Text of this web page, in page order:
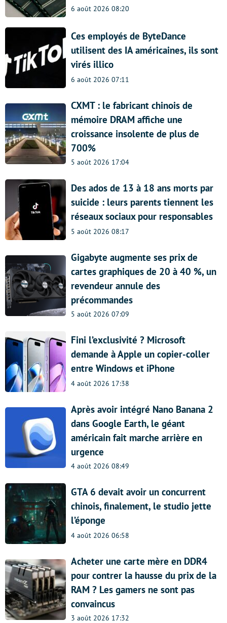
6 août 2026 08:20
Ces employés de ByteDance
utilisent des IA américaines, ils sont
virés illico
6 août 2026 07:11
CXMT : le fabricant chinois de
mémoire DRAM affiche une
croissance insolente de plus de
700%
5 août 2026 17:04
Des ados de 13 à 18 ans morts par
suicide : leurs parents tiennent les
réseaux sociaux pour responsables
5 août 2026 08:17
Gigabyte augmente ses prix de
cartes graphiques de 20 à 40 %, un
revendeur annule des
précommandes
5 août 2026 07:09
Fini l’exclusivité ? Microsoft
demande à Apple un copier-coller
entre Windows et iPhone
4 août 2026 17:38
Après avoir intégré Nano Banana 2
dans Google Earth, le géant
américain fait marche arrière en
urgence
4 août 2026 08:49
GTA 6 devait avoir un concurrent
chinois, finalement, le studio jette
l’éponge
4 août 2026 06:58
Acheter une carte mère en DDR4
pour contrer la hausse du prix de la
RAM ? Les gamers ne sont pas
convaincus
3 août 2026 17:32